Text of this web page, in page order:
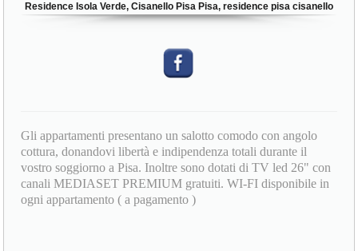
Residence Isola Verde, Cisanello Pisa Pisa, residence pisa cisanello
Gli appartamenti presentano un salotto comodo con angolo
cottura, donandovi libertà e indipendenza totali durante il
vostro soggiorno a Pisa. Inoltre sono dotati di TV led 26" con
canali MEDIASET PREMIUM gratuiti. WI-FI disponibile in
ogni appartamento ( a pagamento )